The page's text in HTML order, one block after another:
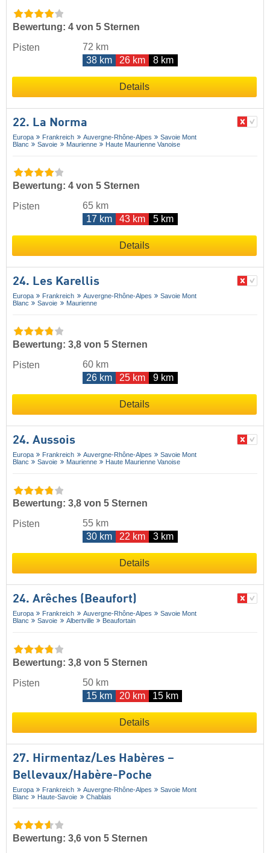
Bewertung: 4 von 5 Sternen
Pisten
72 km
38 km
26 km 8 km
Details
22. La Norma
Europa Frankreich Auvergne-Rhône-Alpes
Savoie Mont
Blanc
Savoie Maurienne Haute Maurienne Vanoise
Bewertung: 4 von 5 Sternen
Pisten
65 km
17 km
43 km 5 km
Details
24. Les Karellis
Europa Frankreich Auvergne-Rhône-Alpes
Savoie Mont
Blanc
Savoie Maurienne
Bewertung: 3,8 von 5 Sternen
Pisten
60 km
26 km
25 km 9 km
Details
24. Aussois
Europa Frankreich Auvergne-Rhône-Alpes
Savoie Mont
Blanc
Savoie Maurienne Haute Maurienne Vanoise
Bewertung: 3,8 von 5 Sternen
Pisten
55 km
30 km
22 km 3 km
Details
24. Arêches (Beaufort)
Europa Frankreich Auvergne-Rhône-Alpes
Savoie Mont
Blanc
Savoie Albertville Beaufortain
Bewertung: 3,8 von 5 Sternen
Pisten
50 km
15 km
20 km 15 km
Details
27. Hirmentaz/​Les Habères –
Bellevaux/​Habère-Poche
Europa Frankreich Auvergne-Rhône-Alpes
Savoie Mont
Blanc
Haute-Savoie Chablais
Bewertung: 3,6 von 5 Sternen